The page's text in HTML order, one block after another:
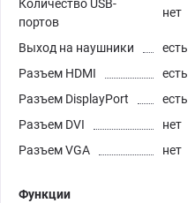
Количество USB-
портов
нет
Выход на наушники
есть
Разъем HDMI
есть
Разъем DisplayPort
есть
Разъем DVI
нет
Разъем VGA
нет
Функции